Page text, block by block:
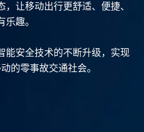
让移动出行更舒适、便捷、
乐趣。
能安全技术的不断升级，实现
的零事故交通社会。